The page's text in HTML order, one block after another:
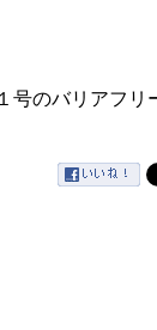
号のバリアフ